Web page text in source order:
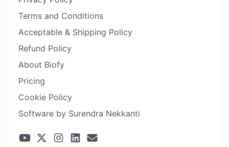
Terms and Conditions
Acceptable & Shipping Policy
Refund Policy
About Biofy
Pricing
Cookie Policy
Software by Surendra Nekkanti